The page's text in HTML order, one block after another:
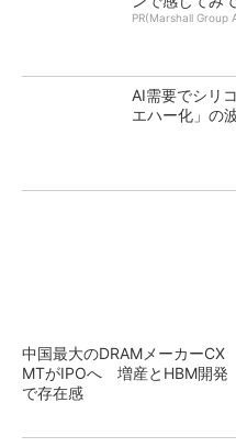
PR(Marshall Group
AI需要でシリ
エハー化」の
中国最大のDRAMメーカーCX
MTがIPOへ 増産とHBM開発
で存在感